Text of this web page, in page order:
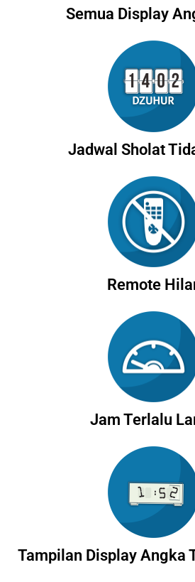
Semua Display
Jadwal Sholat
Remote
Jam Terlalu
Tampilan Display Angka